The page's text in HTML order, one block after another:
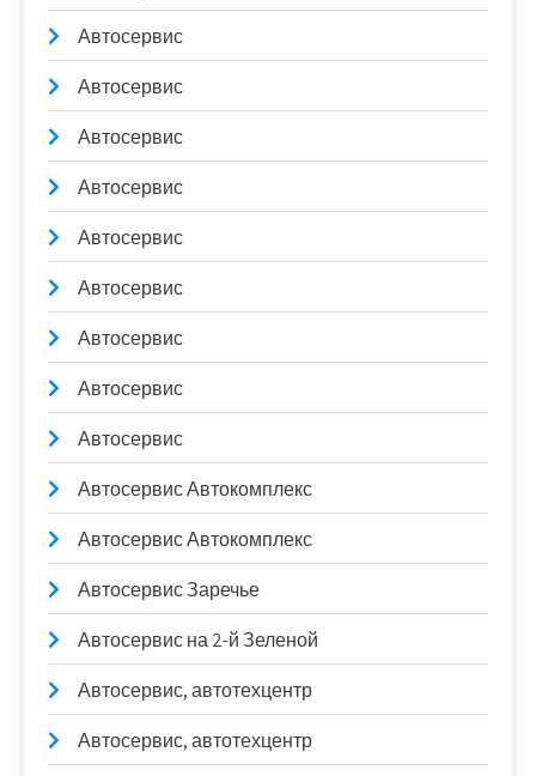
Автосервис
Автосервис
Автосервис
Автосервис
Автосервис
Автосервис
Автосервис
Автосервис
Автосервис
Автосервис Автокомплекс
Автосервис Автокомплекс
Автосервис Заречье
Автосервис на 2-й Зеленой
Автосервис, автотехцентр
Автосервис, автотехцентр